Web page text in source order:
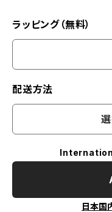
ラッピング（無料）
配送方法
選
日本国